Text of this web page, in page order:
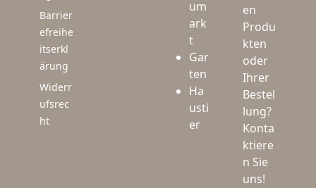
Barrier
efreihe
itserkl
ärung
Widerr
ufsrec
ht
um
ark
t
Gar
ten
Ha
usti
er
en
Produ
kten
oder
Ihrer
Bestel
lung?
Konta
ktiere
n Sie
uns!